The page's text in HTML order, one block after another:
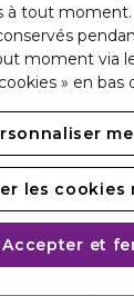
formats
à tout moment.
moment via
» en bas
les cookies
Accepter et